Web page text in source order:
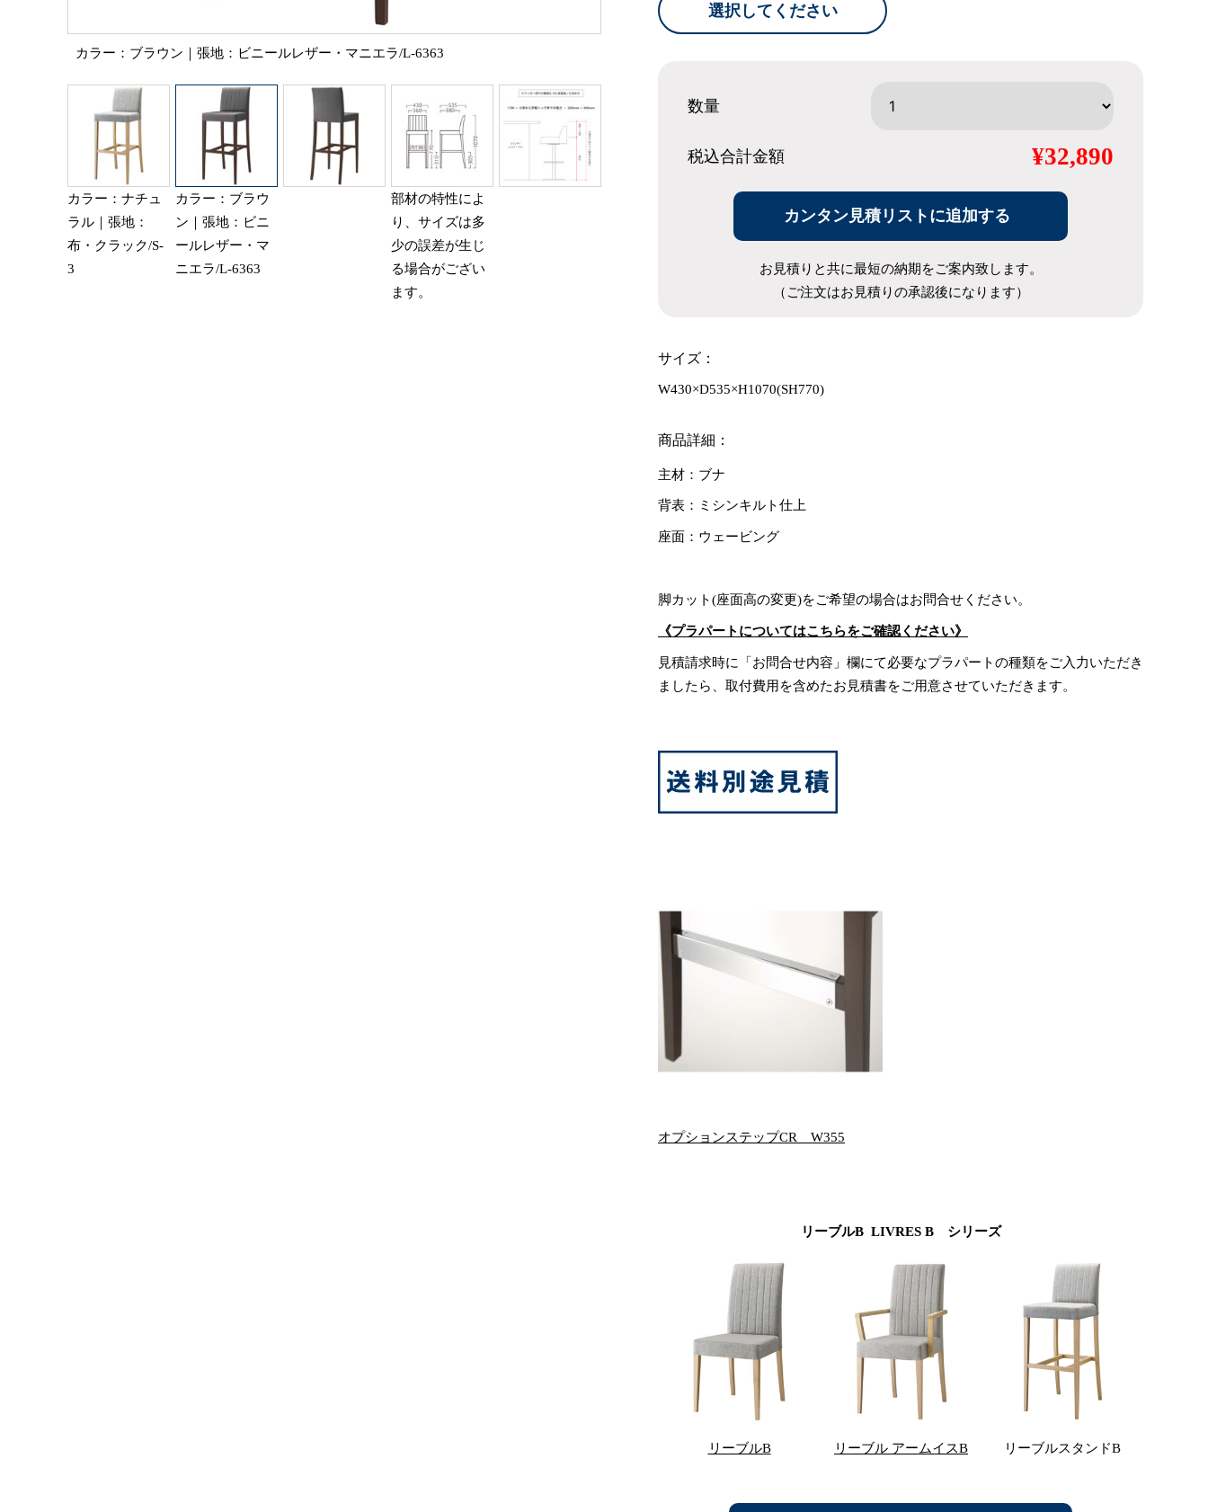
カラー：ブラウン｜張地：ビニールレザー・マニエラ/L-6363
カラー：ナチュ
ラル｜張地：
布・クラック/S-
3
カラー：ブラウ
ン｜張地：ビニ
ールレザー・マ
ニエラ/L-6363
部材の特性によ
り、サイズは多
少の誤差が生じ
る場合がござい
ます。
選択してください
数量
税込合計金額 ¥32,890
カンタン見積リストに追加する
お見積りと共に最短の納期をご案内致します。
（ご注文はお見積りの承認後になります）
サイズ：
W430×D535×H1070(SH770)
商品詳細：
主材：ブナ
背表：ミシンキルト仕上
座面：ウェービング
脚カット(座面高の変更)をご希望の場合はお問合せください。
《プラパートについてはこちらをご確認ください》
見積請求時に「お問合せ内容」欄にて必要なプラパートの種類をご入力いただき
ましたら、取付費用を含めたお見積書をご用意させていただきます。
オプションステップCR W355
リーブルB LIVRES B シリーズ
リーブルB リーブル アームイスB リーブルスタンドB